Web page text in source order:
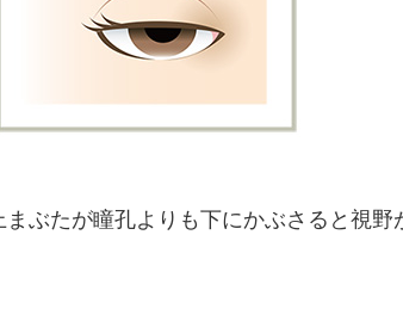
ぶたが瞳孔よりも下にかぶさると視野